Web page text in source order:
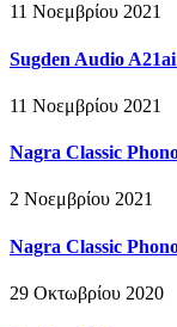
11 Νοεμβρίου 2021
Sugden Audio
11 Νοεμβρίου 2021
Nagra Classic
2 Νοεμβρίου 2021
Nagra Classic
29 Οκτωβρίου 2020